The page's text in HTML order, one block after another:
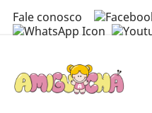
Fale conosco